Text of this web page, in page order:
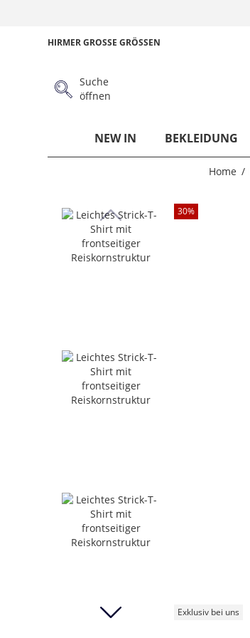
HIRMER GROSSE GRÖSSEN
Suche
öffnen
NEW IN BEKLEIDUNG
Home
30%
Exklusiv bei uns